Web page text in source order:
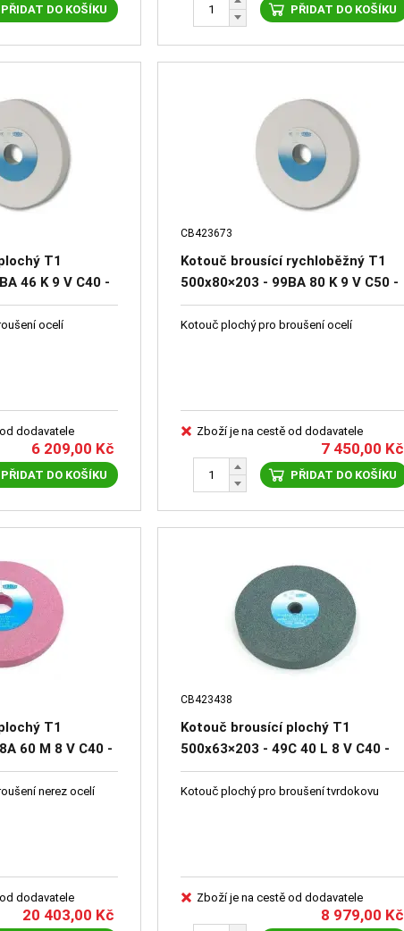
PŘIDAT DO KOŠÍKU PŘIDAT DO KOŠÍKU
T1
46 K 9 V C40 -
ocelí
dodavatele
6 209,00 Kč
PŘIDAT DO KOŠÍKU
CB423673
Kotouč brousící rychloběžný T1
500x80×203 - 99BA 80 K 9 V C50 -
47151-1162
Kotouč plochý pro broušení ocelí
Zboží je na cestě od dodavatele
7 450,00 Kč
PŘIDAT DO KOŠÍKU
T1
60 M 8 V C40 -
nerez ocelí
dodavatele
20 403,00 Kč
CB423438
Kotouč brousící plochý T1
500x63×203 - 49C 40 L 8 V C40 -
41636-0947
Kotouč plochý pro broušení tvrdokovu
Zboží je na cestě od dodavatele
8 979,00 Kč